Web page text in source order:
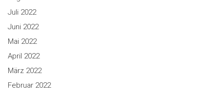
Juli 2022
Juni 2022
Mai 2022
April 2022
März 2022
Februar 2022